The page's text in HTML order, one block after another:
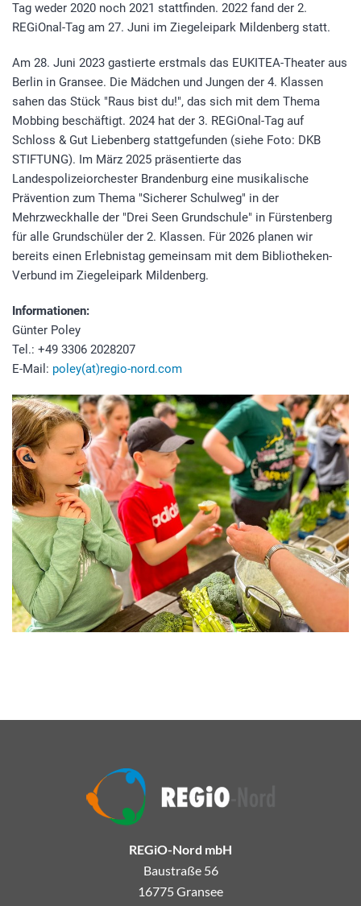
Tag weder 2020 noch 2021 stattfinden. 2022 fand der 2.
REGiOnal-Tag am 27. Juni im Ziegeleipark Mildenberg statt.
Am 28. Juni 2023 gastierte erstmals das EUKITEA-Theater aus
Berlin in Gransee. Die Mädchen und Jungen der 4. Klassen
sahen das Stück "Raus bist du!", das sich mit dem Thema
Mobbing beschäftigt. 2024 hat der 3. REGiOnal-Tag auf
Schloss & Gut Liebenberg stattgefunden (siehe Foto: DKB
STIFTUNG). Im März 2025 präsentierte das
Landespolizeiorchester Brandenburg eine musikalische
Prävention zum Thema "Sicherer Schulweg" in der
Mehrzweckhalle der "Drei Seen Grundschule" in Fürstenberg
für alle Grundschüler der 2. Klassen. Für 2026 planen wir
bereits einen Erlebnistag gemeinsam mit dem Bibliotheken-
Verbund im Ziegeleipark Mildenberg.
Informationen:
Günter Poley
Tel.: +49 3306 2028207
E-Mail: poley(at)regio-nord.com
REGiO-Nord mbH
Baustraße 56
16775 Gransee